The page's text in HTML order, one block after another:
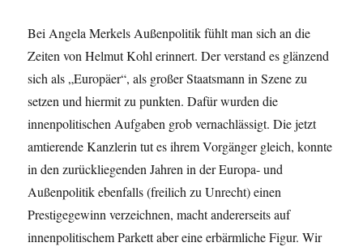
Bei Angela Merkels Außenpolitik fühlt man sich an die
Zeiten von Helmut Kohl erinnert. Der verstand es glänzend
sich als „Europäer“, als großer Staatsmann in Szene zu
setzen und hiermit zu punkten. Dafür wurden die
innenpolitischen Aufgaben grob vernachlässigt. Die jetzt
amtierende Kanzlerin tut es ihrem Vorgänger gleich, konnte
in den zurückliegenden Jahren in der Europa- und
Außenpolitik ebenfalls (freilich zu Unrecht) einen
Prestigegewinn verzeichnen, macht andererseits auf
innenpolitischem Parkett aber eine erbärmliche Figur. Wir